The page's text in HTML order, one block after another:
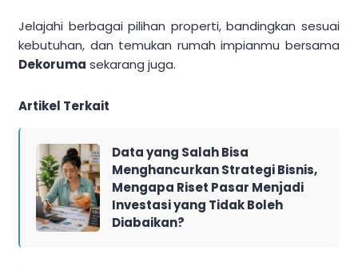
Jelajahi berbagai pilihan properti, bandingkan sesuai
kebutuhan, dan temukan rumah impianmu bersama
Dekoruma sekarang juga.
Artikel Terkait
Data yang Salah Bisa
Menghancurkan Strategi Bisnis,
Mengapa Riset Pasar Menjadi
Investasi yang Tidak Boleh
Diabaikan?